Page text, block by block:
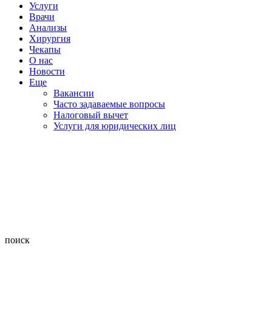
Услуги
Врачи
Анализы
Хирургия
Чекапы
О нас
Новости
Еще
Вакансии
Часто задаваемые вопросы
Налоговый вычет
Услуги для юридических лиц
поиск